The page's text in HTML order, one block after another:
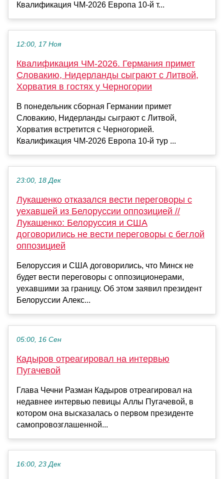
Квалификация ЧМ-2026 Европа 10-й т...
12:00, 17 Ноя
Квалификация ЧМ-2026. Германия примет
Словакию, Нидерланды сыграют с Литвой,
Хорватия в гостях у Черногории
В понедельник сборная Германии примет
Словакию, Нидерланды сыграют с Литвой,
Хорватия встретится с Черногорией.
Квалификация ЧМ-2026 Европа 10-й тур ...
23:00, 18 Дек
Лукашенко отказался вести переговоры с
уехавшей из Белоруссии оппозицией //
Лукашенко: Белоруссия и США
договорились не вести переговоры с беглой
оппозицией
Белоруссия и США договорились, что Минск не
будет вести переговоры с оппозиционерами,
уехавшими за границу. Об этом заявил президент
Белоруссии Алекс...
05:00, 16 Сен
Кадыров отреагировал на интервью
Пугачевой
Глава Чечни Разман Кадыров отреагировал на
недавнее интервью певицы Аллы Пугачевой, в
котором она высказалась о первом президенте
самопровозглашенной...
16:00, 23 Дек